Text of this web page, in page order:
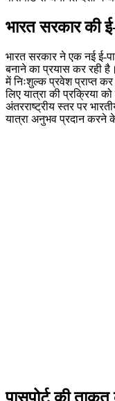
भारत सरकार की
भारत सरकार ने एक नई ई-
बनाने का प्रयास कर रही
में निःशुल्क प्रवेश प्राप्त
लिए यात्रा की प्रक्रिया
अंतरराष्ट्रीय स्तर पर
यात्रा अनुभव प्रदान करने